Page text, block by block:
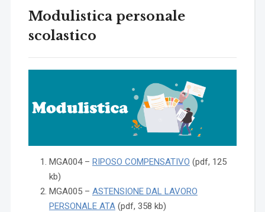
Modulistica personale
scolastico
MGA004 – RIPOSO COMPENSATIVO (pdf, 125
kb)
MGA005 – ASTENSIONE DAL LAVORO
PERSONALE ATA(pdf, 358 kb)